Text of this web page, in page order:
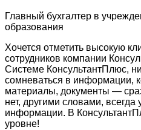
Главный бухгалтер в
образования
Хочется отметить высокую
сотрудников компании
Системе КонсультантПлюс,
сомневаться в информации,
материалы, документы —
нет, другими словами, всегда
информации. В
уровне!